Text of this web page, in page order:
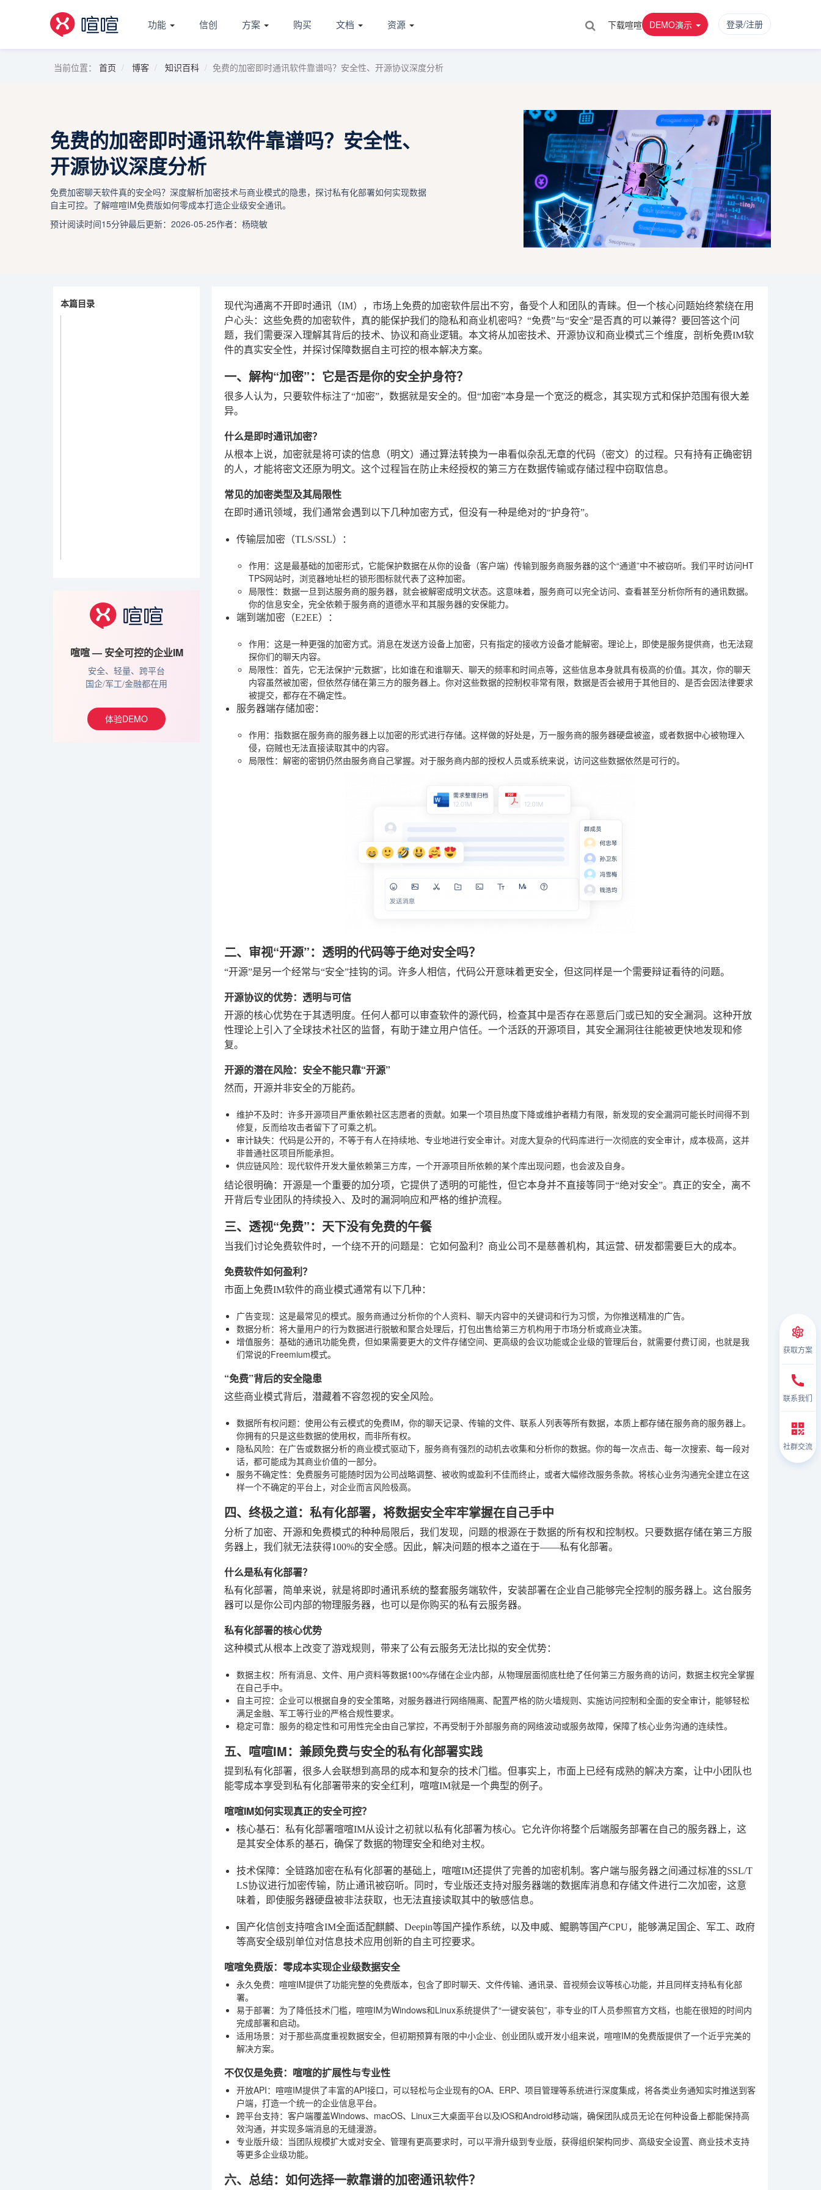
功能 信创 方案 购买 文档 资源 下载喧喧 DEMO演示 登录/注册
当前位置： 首页 博客 知识百科 免费的加密即时通讯软件靠谱吗？安全性、开源协议深度分析
免费的加密即时通讯软件靠谱吗？安全性、
开源协议深度分析
免费加密聊天软件真的安全吗？深度解析加密技术与商业模式的隐患，探讨私有化部署如何实现数据
自主可控。了解喧喧IM免费版如何零成本打造企业级安全通讯。
预计阅读时间15分钟最后更新：2026-05-25作者：杨晓敏
本篇目录
喧喧 — 安全可控的企业IM
安全、轻量、跨平台
国企/军工/金融都在用
体验DEMO
现代沟通离不开即时通讯（IM），市场上免费的加密软件层出不穷，备受个人和团队的青睐。但一个核心问题始终萦绕在用
户心头：这些免费的加密软件，真的能保护我们的隐私和商业机密吗？“免费”与“安全”是否真的可以兼得？要回答这个问
题，我们需要深入理解其背后的技术、协议和商业逻辑。本文将从加密技术、开源协议和商业模式三个维度，剖析免费IM软
件的真实安全性，并探讨保障数据自主可控的根本解决方案。
一、解构“加密”：它是否是你的安全护身符？
很多人认为，只要软件标注了“加密”，数据就是安全的。但“加密”本身是一个宽泛的概念，其实现方式和保护范围有很大差
异。
什么是即时通讯加密？
从根本上说，加密就是将可读的信息（明文）通过算法转换为一串看似杂乱无章的代码（密文）的过程。只有持有正确密钥
的人，才能将密文还原为明文。这个过程旨在防止未经授权的第三方在数据传输或存储过程中窃取信息。
常见的加密类型及其局限性
在即时通讯领域，我们通常会遇到以下几种加密方式，但没有一种是绝对的“护身符”。
传输层加密（TLS/SSL） ：
作用：这是最基础的加密形式，它能保护数据在从你的设备（客户端）传输到服务商服务器的这个“通道”中不被窃听。我们平时访问HT
TPS网站时，浏览器地址栏的锁形图标就代表了这种加密。
局限性：数据一旦到达服务商的服务器，就会被解密成明文状态。这意味着，服务商可以完全访问、查看甚至分析你所有的通讯数据。
你的信息安全，完全依赖于服务商的道德水平和其服务器的安保能力。
端到端加密（E2EE） ：
作用：这是一种更强的加密方式。消息在发送方设备上加密，只有指定的接收方设备才能解密。理论上，即使是服务提供商，也无法窥
探你们的聊天内容。
局限性：首先，它无法保护“元数据”，比如谁在和谁聊天、聊天的频率和时间点等，这些信息本身就具有极高的价值。其次，你的聊天
内容虽然被加密，但依然存储在第三方的服务器上。你对这些数据的控制权非常有限，数据是否会被用于其他目的、是否会因法律要求
被提交，都存在不确定性。
服务器端存储加密 ：
作用：指数据在服务商的服务器上以加密的形式进行存储。这样做的好处是，万一服务商的服务器硬盘被盗，或者数据中心被物理入
侵，窃贼也无法直接读取其中的内容。
局限性：解密的密钥仍然由服务商自己掌握。对于服务商内部的授权人员或系统来说，访问这些数据依然是可行的。
二、审视“开源”：透明的代码等于绝对安全吗？
“开源”是另一个经常与“安全”挂钩的词。许多人相信，代码公开意味着更安全，但这同样是一个需要辩证看待的问题。
开源协议的优势：透明与可信
开源的核心优势在于其透明度。任何人都可以审查软件的源代码，检查其中是否存在恶意后门或已知的安全漏洞。这种开放
性理论上引入了全球技术社区的监督，有助于建立用户信任。一个活跃的开源项目，其安全漏洞往往能被更快地发现和修
复。
开源的潜在风险：安全不能只靠“开源”
然而，开源并非安全的万能药。
维护不及时：许多开源项目严重依赖社区志愿者的贡献。如果一个项目热度下降或维护者精力有限，新发现的安全漏洞可能长时间得不到
修复，反而给攻击者留下了可乘之机。
审计缺失：代码是公开的，不等于有人在持续地、专业地进行安全审计。对庞大复杂的代码库进行一次彻底的安全审计，成本极高，这并
非普通社区项目所能承担。
供应链风险：现代软件开发大量依赖第三方库，一个开源项目所依赖的某个库出现问题，也会波及自身。
结论很明确：开源是一个重要的加分项，它提供了透明的可能性，但它本身并不直接等同于“绝对安全”。真正的安全，离不
开背后专业团队的持续投入、及时的漏洞响应和严格的维护流程。
三、透视“免费”：天下没有免费的午餐
当我们讨论免费软件时，一个绕不开的问题是：它如何盈利？商业公司不是慈善机构，其运营、研发都需要巨大的成本。
免费软件如何盈利？
市面上免费IM软件的商业模式通常有以下几种：
广告变现：这是最常见的模式。服务商通过分析你的个人资料、聊天内容中的关键词和行为习惯，为你推送精准的广告。
数据分析：将大量用户的行为数据进行脱敏和聚合处理后，打包出售给第三方机构用于市场分析或商业决策。
增值服务：基础的通讯功能免费，但如果需要更大的文件存储空间、更高级的会议功能或企业级的管理后台，就需要付费订阅，也就是我
们常说的Freemium模式。
“免费”背后的安全隐患
这些商业模式背后，潜藏着不容忽视的安全风险。
数据所有权问题：使用公有云模式的免费IM，你的聊天记录、传输的文件、联系人列表等所有数据，本质上都存储在服务商的服务器上。
你拥有的只是这些数据的使用权，而非所有权。
隐私风险：在广告或数据分析的商业模式驱动下，服务商有强烈的动机去收集和分析你的数据。你的每一次点击、每一次搜索、每一段对
话，都可能成为其商业价值的一部分。
服务不确定性：免费服务可能随时因为公司战略调整、被收购或盈利不佳而终止，或者大幅修改服务条款。将核心业务沟通完全建立在这
样一个不确定的平台上，对企业而言风险极高。
四、终极之道：私有化部署，将数据安全牢牢掌握在自己手中
分析了加密、开源和免费模式的种种局限后，我们发现，问题的根源在于数据的所有权和控制权。只要数据存储在第三方服
务器上，我们就无法获得100%的安全感。因此，解决问题的根本之道在于——私有化部署。
什么是私有化部署？
私有化部署，简单来说，就是将即时通讯系统的整套服务端软件，安装部署在企业自己能够完全控制的服务器上。这台服务
器可以是你公司内部的物理服务器，也可以是你购买的私有云服务器。
私有化部署的核心优势
这种模式从根本上改变了游戏规则，带来了公有云服务无法比拟的安全优势：
数据主权：所有消息、文件、用户资料等数据100%存储在企业内部，从物理层面彻底杜绝了任何第三方服务商的访问，数据主权完全掌握
在自己手中。
自主可控：企业可以根据自身的安全策略，对服务器进行网络隔离、配置严格的防火墙规则、实施访问控制和全面的安全审计，能够轻松
满足金融、军工等行业的严格合规性要求。
稳定可靠：服务的稳定性和可用性完全由自己掌控，不再受制于外部服务商的网络波动或服务故障，保障了核心业务沟通的连续性。
五、喧喧IM：兼顾免费与安全的私有化部署实践
提到私有化部署，很多人会联想到高昂的成本和复杂的技术门槛。但事实上，市面上已经有成熟的解决方案，让中小团队也
能零成本享受到私有化部署带来的安全红利，喧喧IM就是一个典型的例子。
喧喧IM如何实现真正的安全可控？
核心基石：私有化部署喧喧IM从设计之初就以私有化部署为核心。它允许你将整个后端服务部署在自己的服务器上，这
是其安全体系的基石，确保了数据的物理安全和绝对主权。
技术保障：全链路加密在私有化部署的基础上，喧喧IM还提供了完善的加密机制。客户端与服务器之间通过标准的SSL/T
LS协议进行加密传输，防止通讯被窃听。同时，专业版还支持对服务器端的数据库消息和存储文件进行二次加密，这意
味着，即使服务器硬盘被非法获取，也无法直接读取其中的敏感信息。
国产化信创支持喧含IM全面适配麒麟、Deepin等国产操作系统，以及申威、鲲鹏等国产CPU，能够满足国企、军工、政府
等高安全级别单位对信息技术应用创新的自主可控要求。
喧喧免费版：零成本实现企业级数据安全
永久免费：喧喧IM提供了功能完整的免费版本，包含了即时聊天、文件传输、通讯录、音视频会议等核心功能，并且同样支持私有化部
署。
易于部署：为了降低技术门槛，喧喧IM为Windows和Linux系统提供了“一键安装包”，非专业的IT人员参照官方文档，也能在很短的时间内
完成部署和启动。
适用场景：对于那些高度重视数据安全，但初期预算有限的中小企业、创业团队或开发小组来说，喧喧IM的免费版提供了一个近乎完美的
解决方案。
不仅仅是免费：喧喧的扩展性与专业性
开放API：喧喧IM提供了丰富的API接口，可以轻松与企业现有的OA、ERP、项目管理等系统进行深度集成，将各类业务通知实时推送到客
户端，打造一个统一的企业信息平台。
跨平台支持：客户端覆盖Windows、macOS、Linux三大桌面平台以及iOS和Android移动端，确保团队成员无论在何种设备上都能保持高
效沟通，并实现多端消息的无缝漫游。
专业版升级：当团队规模扩大或对安全、管理有更高要求时，可以平滑升级到专业版，获得组织架构同步、高级安全设置、商业技术支持
等更多企业级功能。
六、总结：如何选择一款靠谱的加密通讯软件？
获取方案
联系我们
社群交流